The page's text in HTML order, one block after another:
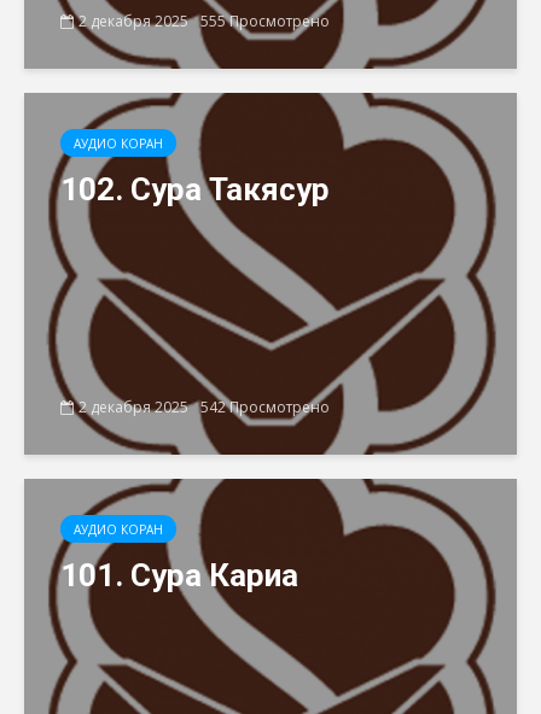
2 декабря 2025 555 Просмотрено
АУДИО КОРАН
102. Сура Такясур
2 декабря 2025 542 Просмотрено
АУДИО КОРАН
101. Сура Кариа